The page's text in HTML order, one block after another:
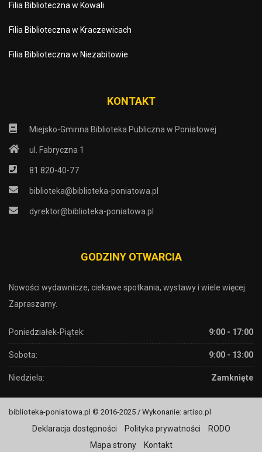
Filia Biblioteczna w Kowali
Filia Biblioteczna w Kraczewicach
Filia Biblioteczna w Niezabitowie
KONTAKT
Miejsko-Gminna Biblioteka Publiczna w Poniatowej
ul. Fabryczna 1
81 820-40-77
biblioteka@biblioteka-poniatowa.pl
dyrektor@biblioteka-poniatowa.pl
GODZINY OTWARCIA
Nowości wydawnicze, ciekawe spotkania, wystawy i wiele więcej.
Zapraszamy.
Poniedziałek-Piątek: 9:00 - 17:00
Sobota: 9:00 - 13:00
Niedziela: Zamknięte
biblioteka-poniatowa.pl © 2016-2025 / Wykonanie: artiso.pl
Deklaracja dostępności Polityka prywatności
RODO
Mapa strony
Kontakt